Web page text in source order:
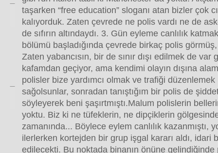
taşarken “free education” sloganı atan bizler çok
kalıyorduk. Zaten çevrede ne polis vardı ne de
de sıfırın altındaydı. 3. Gün eyleme canlılık
bölümü başladığında çevrede birkaç polis
Zaten yabancısın, bir de sınır dışı edilmek de var
kafamdan geçiyor, ama kendimi olayın dışına
polisler bize yardımcı olmak ve trafiği düzenlemek
sağolsunlar, sonradan tanıştığım bir polis de
söyleyerek beni şaşırtmıştı.Malum polislerin
yoktu. Biz ki ne tüfeklerin, ne dipçiklerin
zamanında... Böylece eylem canlılık kazanmıştı,
ilerlerken kortejden bir grup işgal kararı aldı, idari
edilecekti. Bu noktada binanın önüne gelindiğinde